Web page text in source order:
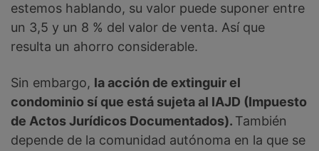
estemos hablando, su valor puede suponer entre
un 3,5 y un 8 % del valor de venta. Así que
resulta un ahorro considerable.
Sin embargo, la acción de extinguir el
condominio sí que está sujeta al IAJD (Impuesto
de Actos Jurídicos Documentados). También
depende de la comunidad autónoma en la que se